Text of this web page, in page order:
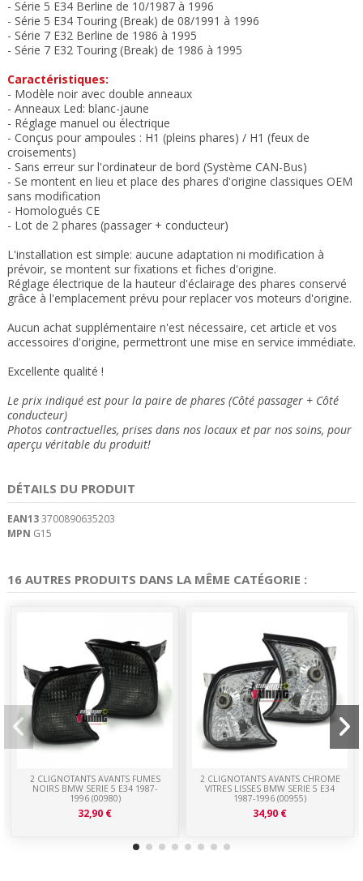
- Série 5 E34 Berline de 10/1987 à 1996
- Série 5 E34 Touring (Break) de 08/1991 à 1996
- Série 7 E32 Berline de 1986 à 1995
- Série 7 E32 Touring (Break) de 1986 à 1995
Caractéristiques:
- Modèle noir avec double anneaux
- Anneaux Led: blanc-jaune
- Réglage manuel ou électrique
- Conçus pour ampoules : H1 (pleins phares) / H1 (feux de
croisements)
- Sans erreur sur l'ordinateur de bord (Système CAN-Bus)
- Se montent en lieu et place des phares d'origine classiques OEM
sans modification
- Homologués CE
- Lot de 2 phares (passager + conducteur)
L'installation est simple: aucune adaptation ni modification à
prévoir, se montent sur fixations et fiches d'origine.
Réglage électrique de la hauteur d'éclairage des phares conservé
grâce à l'emplacement prévu pour replacer vos moteurs d'origine.
Aucun achat supplémentaire n'est nécessaire, cet article et vos
accessoires d'origine, permettront une mise en service immédiate.
Excellente qualité !
Le prix indiqué est pour la paire de phares (Côté passager + Côté
conducteur)
Photos contractuelles, prises dans nos locaux et par nos soins, pour
aperçu véritable du produit!
DÉTAILS DU PRODUIT
EAN133700890635203
MPN G15
16 AUTRES PRODUITS DANS LA MÊME CATÉGORIE :
2 CLIGNOTANTS AVANTS FUMES
NOIRS BMW SERIE 5 E34 1987-
1996 (00980)
32,90 €
2 CLIGNOTANTS AVANTS CHROME
VITRES LISSES BMW SERIE 5 E34
1987-1996 (00955)
34,90 €